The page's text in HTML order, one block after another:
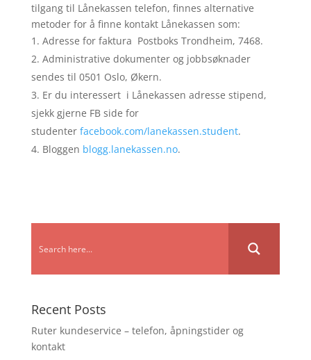
tilgang til Lånekassen telefon, finnes alternative
metoder for å finne kontakt Lånekassen som:
Adresse for faktura Postboks Trondheim, 7468.
Administrative dokumenter og jobbsøknader
sendes til 0501 Oslo, Økern.
Er du interessert i Lånekassen adresse stipend,
sjekk gjerne FB side for
studenter facebook.com/lanekassen.student.
Bloggen blogg.lanekassen.no.
Recent Posts
Ruter kundeservice – telefon, åpningstider og
kontakt